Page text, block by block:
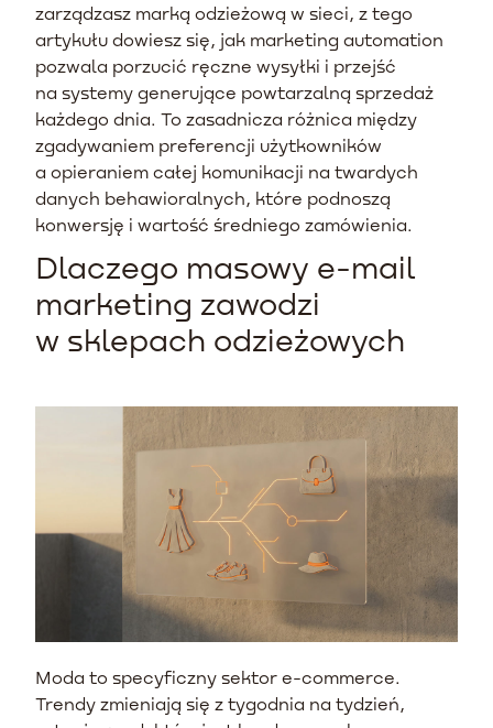
zarządzasz marką odzieżową w sieci, z tego
artykułu dowiesz się, jak marketing automation
pozwala porzucić ręczne wysyłki i przejść
na systemy generujące powtarzalną sprzedaż
każdego dnia. To zasadnicza różnica między
zgadywaniem preferencji użytkowników
a opieraniem całej komunikacji na twardych
danych behawioralnych, które podnoszą
konwersję i wartość średniego zamówienia.
Dlaczego masowy e-mail
marketing zawodzi
w sklepach odzieżowych
Moda to specyficzny sektor e-commerce.
Trendy zmieniają się z tygodnia na tydzień,